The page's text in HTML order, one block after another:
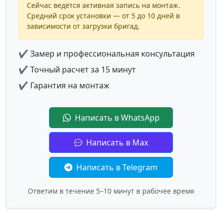
Сейчас ведётся активная запись на монтаж.
Средний срок установки — от 5 до 10 дней в
зависимости от загрузки бригад.
✔ Замер и профессиональная консультация
✔ Точный расчет за 15 минут
✔ Гарантия на монтаж
Написать в WhatsApp
Написать в Max
Написать в Telegram
Ответим в течение 5–10 минут в рабочее время